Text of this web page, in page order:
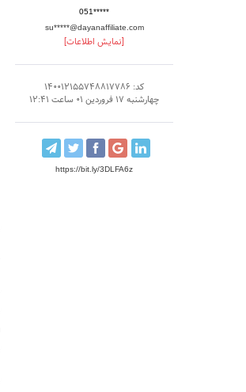
051*****
su*****@dayanaffiliate.com
[نمایش اطلاعات]
کد: 140012155748817786
چهارشنبه 17 فروردین 01 ساعت 12:41
https://bit.ly/3DLFA6z